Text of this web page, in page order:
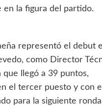
en la figura del partido.
representó el debut
como Director
que llegó a 39 puntos,
el tercer puesto y con el
para la siguiente